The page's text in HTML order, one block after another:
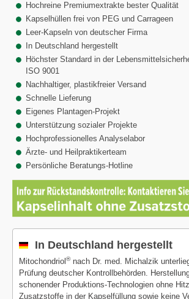
Hochreine Premiumextrakte bester Qualität
Kapselhüllen frei von PEG und Carrageen
Leer-Kapseln von deutscher Firma
In Deutschland hergestellt
Höchster Standard in der
ISO 9001
Nachhaltiger, plastikfreier Versand
Schnelle Lieferung
Eigenes Plantagen-Projekt
Unterstützung sozialer Projekte
Hochprofessionelles Analyselabor
Ärzte- und Heilpraktikerteam
Persönliche Beratungs-Hotline
In Deutschland hergestellt
Mitochondriol ®nach Dr. med. Michalzik
Prüfung deutscher Kontrollbehörden.
schonender Produktions-Technologien ohne
Zusatzstoffe in der Kapselfüllung sowie keine